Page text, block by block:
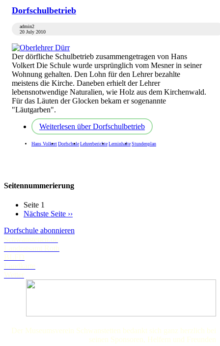
Dorfschulbetrieb
admin2
20 July 2010
Der dörfliche Schulbetrieb zusammengetragen von Hans
Volkert Die Schule wurde ursprünglich vom Mesner in seiner
Wohnung gehalten. Den Lohn für den Lehrer bezahlte
meistens die Kirche. Daneben erhielt der Lehrer
lebensnotwendige Naturalien, wie Holz aus dem Kirchenwald.
Für das Läuten der Glocken bekam er sogenannte
"Läutgarben".
Weiterlesen über Dorfschulbetrieb
Hans VolkertDorfschuleLehrerberichteLerninhalteStundenplan
Seitennummerierung
Seite 1
Nächste Seite ››
Dorfschule abonnieren
Schwanstetten.de
Landratsamt Roth
BLFD
Landkarte
Wetter
Der Museumsverein Schwanstetten bedankt sich ganz herzlich bei
seinen Sponsoren, Helfern und Freunden